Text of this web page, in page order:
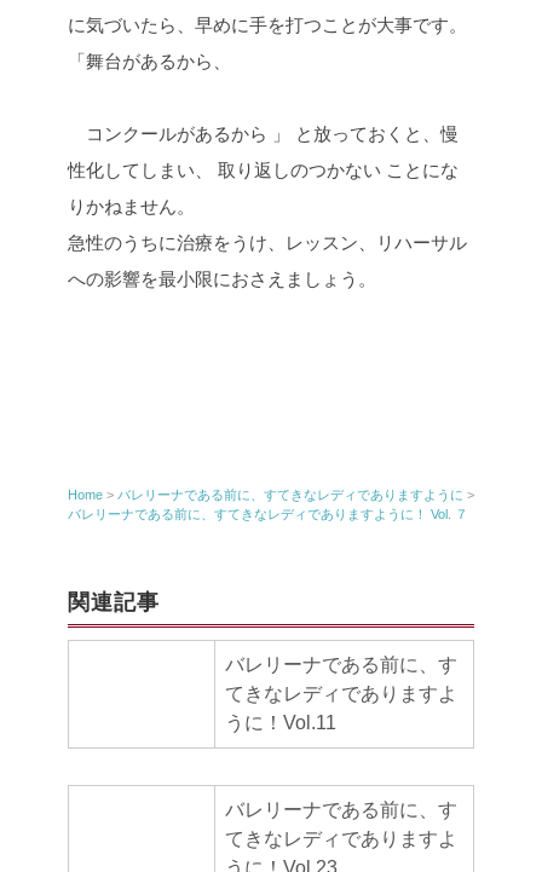
に気づいたら、早めに手を打つことが大事です。
「舞台があるから、
コンクールがあるから 」 と放っておくと、慢
性化してしまい、 取り返しのつかない ことにな
りかねません。
急性のうちに治療をうけ、レッスン、リハーサル
への影響を最小限におさえましょう。
Home > バレリーナである前に、すてきなレディでありますように >
バレリーナである前に、すてきなレディでありますように！ Vol. ７
関連記事
バレリーナである前に、す
てきなレディでありますよ
うに！Vol.11
バレリーナである前に、す
てきなレディでありますよ
うに！Vol.23